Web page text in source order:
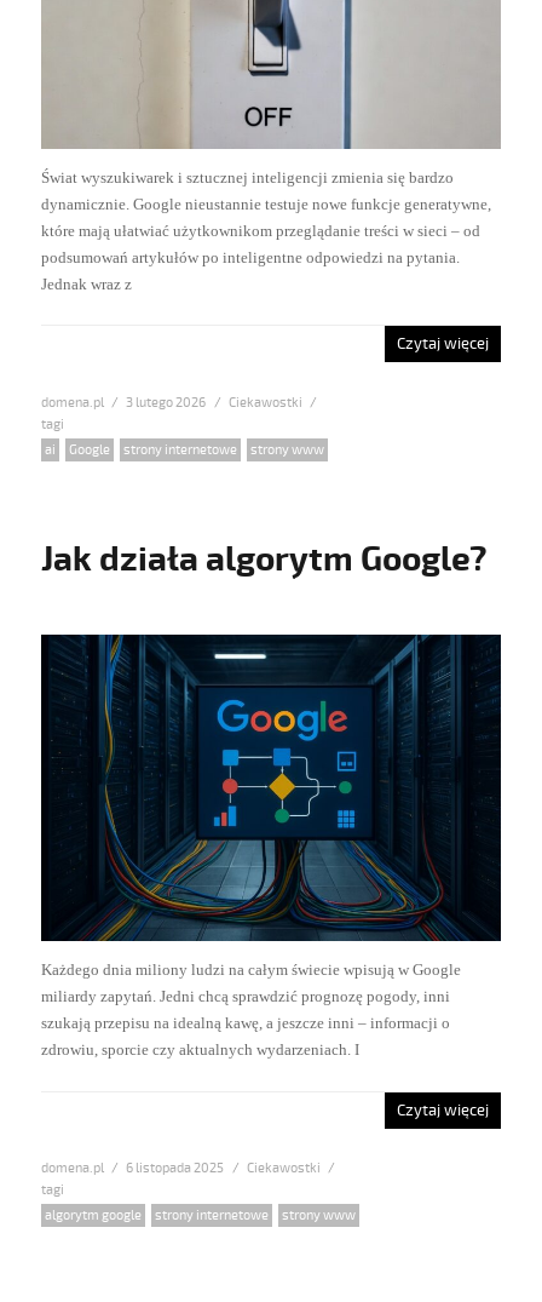
Świat wyszukiwarek i sztucznej inteligencji zmienia się bardzo
dynamicznie. Google nieustannie testuje nowe funkcje generatywne,
które mają ułatwiać użytkownikom przeglądanie treści w sieci – od
podsumowań artykułów po inteligentne odpowiedzi na pytania.
Jednak wraz z
Czytaj więcej
domena.pl
Posted
3 lutego 2026 Categories
Ciekawostki
Tags
ai Google strony internetowe strony www
Jak działa algorytm Google?
Każdego dnia miliony ludzi na całym świecie wpisują w Google
miliardy zapytań. Jedni chcą sprawdzić prognozę pogody, inni
szukają przepisu na idealną kawę, a jeszcze inni – informacji o
zdrowiu, sporcie czy aktualnych wydarzeniach. I
Czytaj więcej
domena.pl
Posted
6 listopada 2025 Categories
Ciekawostki
Tags
algorytm google strony internetowe strony www